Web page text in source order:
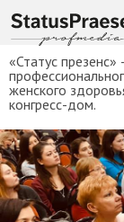
«Статус
женского
конгресс-дом.